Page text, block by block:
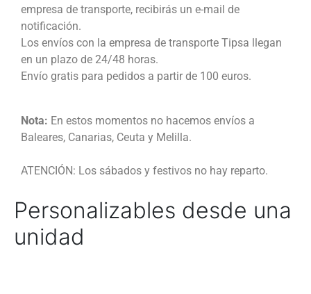
empresa de transporte, recibirás un e-mail de
notificación.
Los envíos con la empresa de transporte Tipsa llegan
en un plazo de 24/48 horas.
Envío gratis para pedidos a partir de 100 euros.
Nota: En estos momentos no hacemos envíos a
Baleares, Canarias, Ceuta y Melilla.
ATENCIÓN: Los sábados y festivos no hay reparto.
Personalizables desde una
unidad